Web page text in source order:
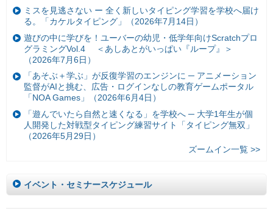
ミスを見逃さない ー 全く新しいタイピング学習を学校へ届け
る。「カケルタイピング」（2026年7月14日）
遊びの中に学びを！ユーバーの幼児・低学年向けScratchプロ
グラミングVol.4 ＜あしあとがいっぱい『ループ』＞
（2026年7月6日）
「あそぶ＋学ぶ」が反復学習のエンジンに ─ アニメーション
監督がAIと挑む、広告・ログインなしの教育ゲームポータル
「NOA Games」（2026年6月4日）
「遊んでいたら自然と速くなる」を学校へ ─ 大学1年生が個
人開発した対戦型タイピング練習サイト「タイピング無双」
（2026年5月29日）
ズームイン一覧 >>
イベント・セミナースケジュール